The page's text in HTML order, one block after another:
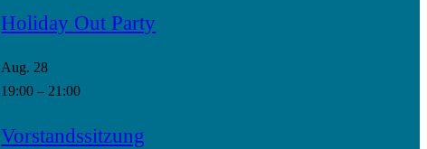
Holiday Out Party
Aug. 28
19:00 – 21:00
Vorstandssitzung